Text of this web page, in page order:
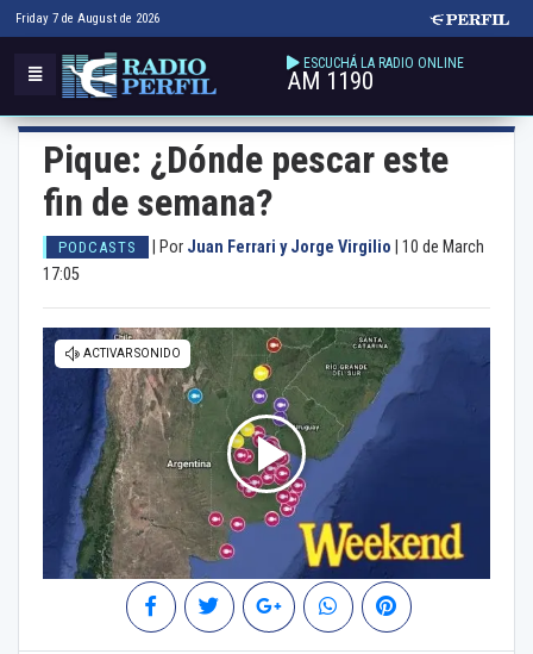
Friday 7 de August de 2026
ESCUCHÁ LA RADIO ONLINE
AM 1190
Pique: ¿Dónde pescar este
fin de semana?
PODCASTS Por Juan Ferrari y Jorge Virgilio 10 de March
17:05